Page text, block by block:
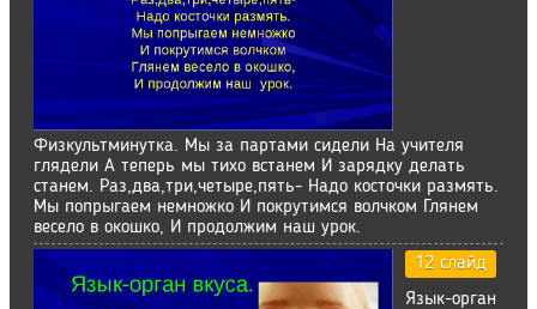
Физкультминутка. Мы за партами сидели На учителя
глядели А теперь мы тихо встанем И зарядку делать
станем. Раз,два,три,четыре,пять- Надо косточки размять.
Мы попрыгаем немножко И покрутимся волчком Глянем
весело в окошко, И продолжим наш урок.
12 слайд
Язык-орган